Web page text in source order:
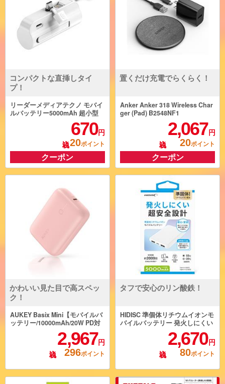
コンパクトな直挿しタイ
プ！
リーダーメディアテクノ モバイ
ルバッテリー5000mAh 超小型
直接充電型 typeC ホワイト L-
670円
20ポイント
クーポン
置くだけ充電でらくらく！
Anker Anker 318 Wireless Char
ger (Pad) B2548NF1
2,067 円
20ポイント
クーポン
かわいい見た目で高スペッ
ク！
AUKEY Basix Mini【モバイルバ
ッテリー/10000mAh/20W PD対
応/出力2ポート(USB-C×1/USB-A
×1)/入力1ポート(USB-C×1)/ピン
ク】 PB-N83S-PK2,967円
296ポイント
タフで安心のリン酸鉄！
HIDISC 準個体リチウムイオンモ
バイルバッテリー 発火しにくい
超安全設計 5000ｍAh [ホワイ
ト] HD4-SSMBTC5WH2,670 円
80ポイント